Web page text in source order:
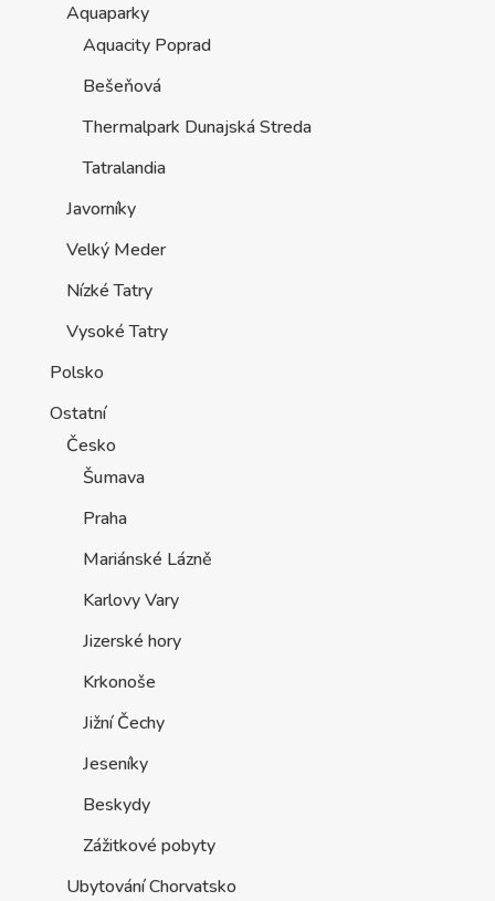
Aquaparky
Aquacity Poprad
Bešeňová
Thermalpark Dunajská Streda
Tatralandia
Javorníky
Velký Meder
Nízké Tatry
Vysoké Tatry
Polsko
Ostatní
Česko
Šumava
Praha
Mariánské Lázně
Karlovy Vary
Jizerské hory
Krkonoše
Jižní Čechy
Jeseníky
Beskydy
Zážitkové pobyty
Ubytování Chorvatsko